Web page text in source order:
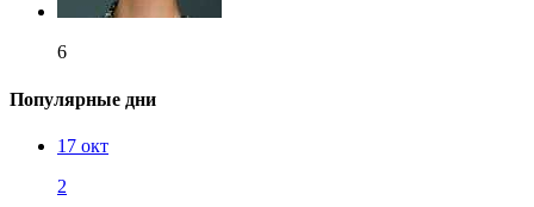
6
Популярные дни
17 окт
2